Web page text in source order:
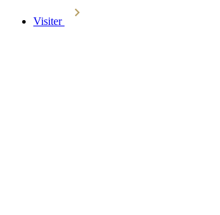
Visiter